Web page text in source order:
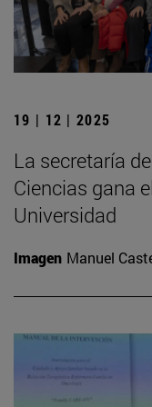
19 | 12 | 2025
La secretaría
Ciencias gana
Universidad
Imagen Manuel